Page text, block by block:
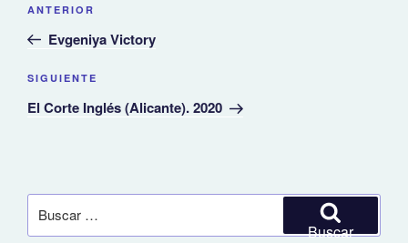
entradas
Entrada
anterior:
ANTERIOR
Evgeniya Victory
Siguiente
entrada
SIGUIENTE
El Corte Inglés (Alicante). 2020
por:
Buscar